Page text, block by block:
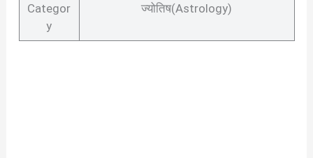
Categor
y
ज्योतिष(Astrology)